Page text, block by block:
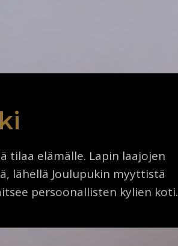
tilaa elämälle. Lapin laajojen
lähellä Joulupukin myyttistä
persoonallisten kylien koti.